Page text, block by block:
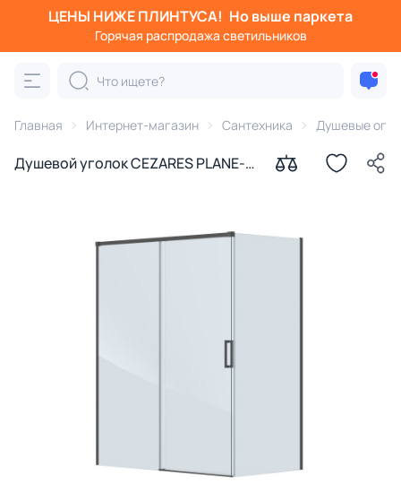
ЦЕНЫ НИЖЕ ПЛИНТУСА! Но выше паркета
Горячая распродажа светильников
Главная Интернет-магазин Сантехника Душевые
Душевой уголок CEZARES PLANE-